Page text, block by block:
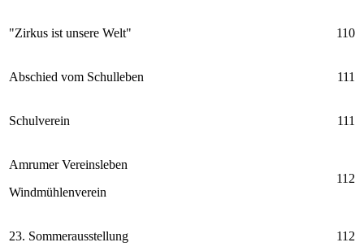
"Zirkus ist unsere Welt" 110
Abschied vom Schulleben 111
Schulverein 111
Amrumer Vereinsleben
Windmühlenverein
112
23. Sommerausstellung 112